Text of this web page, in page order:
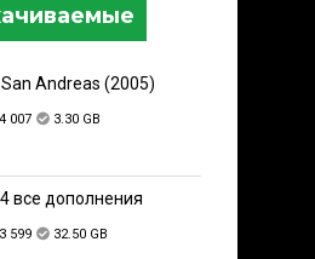
San Andreas (2005)
007 3.30 GB
все дополнения
599 32.50 GB